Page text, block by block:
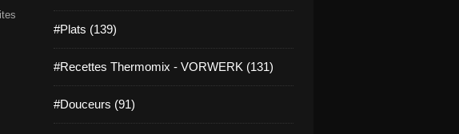
#Plats (139)
#Recettes Thermomix - VORWERK (131)
#Douceurs (91)